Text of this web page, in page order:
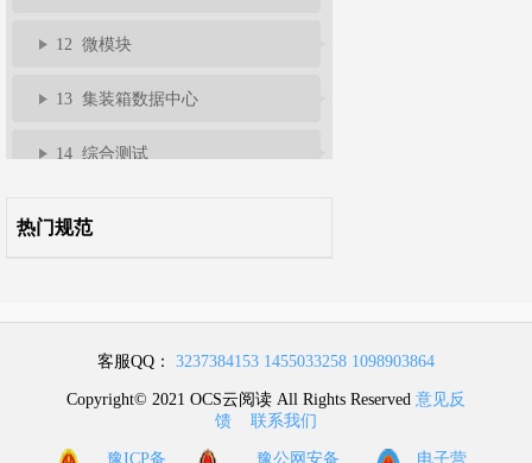
12 微模块
13 集装箱数据中心
14 综合测试
热门规范
客服QQ： 3237384153 1455033258 1098903864
Copyright© 2021 OCS云阅读 All Rights Reserved 意见反
馈
联系我们
豫ICP备
豫公网安备
电子营